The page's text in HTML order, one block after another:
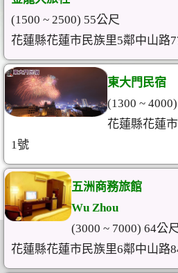
(1500 ~ 2500) 55公尺
花蓮縣花蓮市民族里5鄰中山路
東大門民宿
(1300 ~
花蓮縣花蓮
1號
五洲商務旅館
Wu Zhou
(3000 ~ 7000) 64公尺
花蓮縣花蓮市民族里6鄰中山路